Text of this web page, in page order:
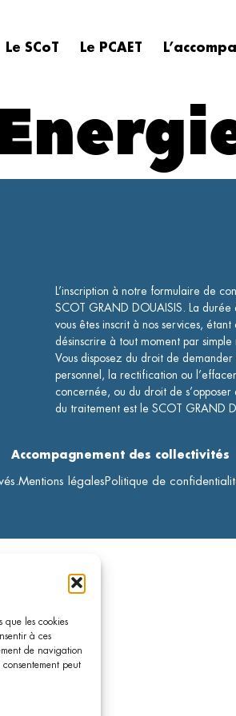
que les cookies
à ces
de navigation
peut
Le SCoT Le PCAET
L’inscription à notre formulaire de
SCOT GRAND DOUAISIS. La
vous êtes inscrit à nos services,
désinscrire à tout moment par
Vous disposez du droit de
personnel, la rectification ou
concernée, ou du droit de
du traitement est le SCOT GRAND
Accompagnement des collectivités
Mentions légales Politique de